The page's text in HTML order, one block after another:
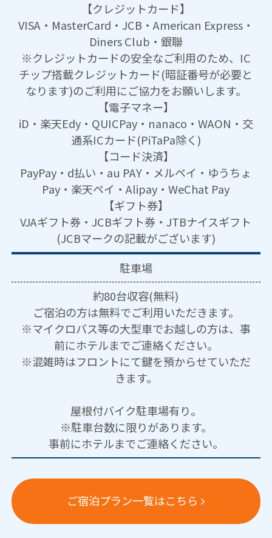
【クレジットカード】
VISA・MasterCard・JCB・American Express・
Diners Club・銀聯
※クレジットカードの安全なご利用のため、IC
チップ搭載クレジットカード(暗証番号が必要と
なります)のご利用にご協力をお願いします。
【電子マネー】
iD・楽天Edy・QUICPay・nanaco・WAON・交
通系ICカード(PiTaPa除く)
【コード決済】
PayPay・d払い・au PAY・メルペイ・ゆうちょ
Pay・楽天ペイ・Alipay・WeChat Pay
【ギフト券】
VJAギフト券・JCBギフト券・JTBナイスギフト
(JCBマークの記載がございます)
駐車場
約80台収容(無料)
ご宿泊の方は無料でご利用いただきます。
※マイクロバス等の大型車でお越しの方は、事
前にホテルまでご連絡ください。
※混雑時はフロントにて鍵を預からせていただ
きます。
屋根付バイク駐車場有り。
※駐車台数に限りがあります。
事前にホテルまでご連絡ください。
ご宿泊プラン一覧はこちら